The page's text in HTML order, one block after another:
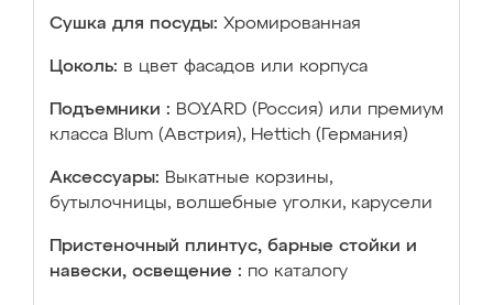
Сушка для посуды: Хромированная
Цоколь: в цвет фасадов или корпуса
Подъемники : BOYARD (Россия) или премиум
класса Blum (Австрия), Hettich (Германия)
Аксессуары: Выкатные корзины,
бутылочницы, волшебные уголки, карусели
Пристеночный плинтус, барные стойки и
навески, освещение : по каталогу